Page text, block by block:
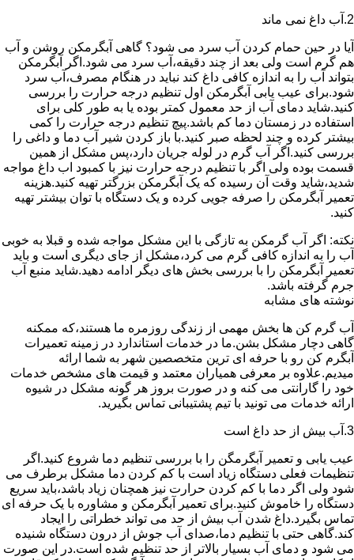
2.آب داغ نمی ماند
آیا در حین حمام کردن آب سرد می شود؟ گاهی آبگرمکن روشن و آب
هم گرم است ولی بعد از چند دقیقه،آب سرد می شود.اگر آبگرمکن
بتواند آب را به اندازه کافی داغ کند نباید در هنگام مصرف،آب سرد
شود.برای عیب یابی آبگرمکن اول تنظیم درجه حرارت را بررسی
کنید.شاید دمای آب از حد معمول کمتر بوده یا به طور کلی برای
استفاده در زمستان دما کم باشد.پیچ تنظیم درجه حرارت را کمی
بیشتر کرده و چند لحظه صبر کنید.با باز کردن شیر آب دما و داغی را
بررسی کنید.اگر آب گرم در لوله جریان دارد،پس مشکل از همین
قسمت بوده ولی اگر با تنظیم درجه حرارت نیز با کمبود اب داغ مواجه
شدید،شاید وقت آن رسیده که یک آبگرمکن بزرگتر تهیه کنید.هزینه
تعمیر آبگرمکن را صرفه جویی کرده و یک دستگاه با توان بیشتر تهیه
کنید.
نکته: اگر آب گرمکن به تازگی با این مشکل مواجه شده و قبلا به خوبی
آب را به اندازه کافی گرم می کرد،مشکل از جای دیگری است و باید
تعمیر آبگرمکن را با بررسی بخش های دیگر ادامه دهید.شاید منبع آب
جرم گرفته باشد.
نوشته های مشابه
آب گرم کن ها بخش مهمی از زندگی روزمره ما هستند،که ممکنه
گاهی دچار مشکل بشن.ما در خدمات استاندارد در زمینه تعمیرات
آبگرم کن رو با حرفه ای ترین متخصصین شهر به شما ارائه
میدیم.علاوه بر معرفی همیاران معتمد و قیمت های مشخص خدمات
خود را گارانتی می کنه و در صورت بروز هر گونه مشکل در شیوه
ارائه خدمات می تونید با تیم پشتیبانی تماس بگیرید.
3.آب بیش از حد داغ است
عیب یابی و تعمیر آبگرمگن را با بررسی تنظیم دما شروع کنید.اگر
تنظیمات فعلی دستگاه زیاد است با کم کردن دما مشکل برطرف می
شود ولی اگر دما با کم کردن حرارت نیز همچنان زیاد باشد،باید سریع
دستگاه را خاموش کنید.برای تعمیر آبگرمکن و مشاوره با یک حرفه ای
تماس بگیرد.داغ شدن آب بیش از حد می تواند خطراتی را ایجاد
کند.گاهی حتی با تنظیم دما،صدای آب جوش از درون دستگاه شنیده
می شود و دمای آب بسیار بالاتر از حد تنظیم شده است.در این صورت